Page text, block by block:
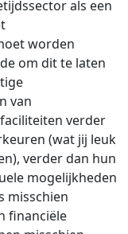
als een
worden
om dit te laten
van
verder
(wat jij leuk
verder dan hun
mogelijkheden
misschien
financiële